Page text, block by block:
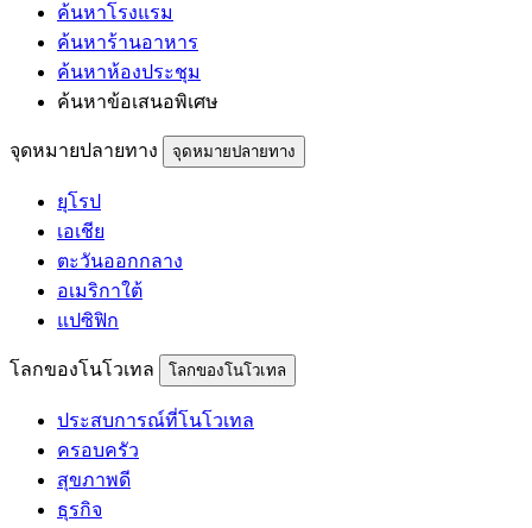
ค้นหาโรงแรม
ค้นหาร้านอาหาร
ค้นหาห้องประชุม
ค้นหาข้อเสนอพิเศษ
จุดหมายปลายทาง จุดหมายปลายทาง
ยุโรป
เอเชีย
ตะวันออกกลาง
อเมริกาใต้
แปซิฟิก
โลกของโนโวเทล โลกของโนโวเทล
ประสบการณ์ที่โนโวเทล
ครอบครัว
สุขภาพดี
ธุรกิจ